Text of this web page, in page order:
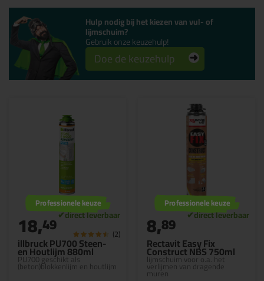
Hulp nodig bij het kiezen van vul- of
lijmschuim?
Gebruik onze keuzehulp!
Doe de keuzehulp
illbruck PU700 Steen-
en Houtlijm 880ml
PU700 geschikt als
(beton)blokkenlijm en houtlijm
Professionele keuze
18,49 (2)
Rectavit Easy Fix
Construct NBS 750ml
lijmschuim voor o.a. het
verlijmen van dragende
muren
Professionele keuze
8,89